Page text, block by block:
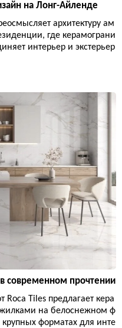
на Лонг-Айленде
архитектуру ам
где керамограни
интерьер и экстерьер
современном прочтении
Tiles предлагает кера
на белоснежном ф
форматах для инте